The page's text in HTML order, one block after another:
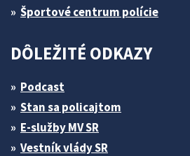
Športové centrum polície
DÔLEŽITÉ ODKAZY
Podcast
Stan sa policajtom
E-služby MV SR
Vestník vlády SR